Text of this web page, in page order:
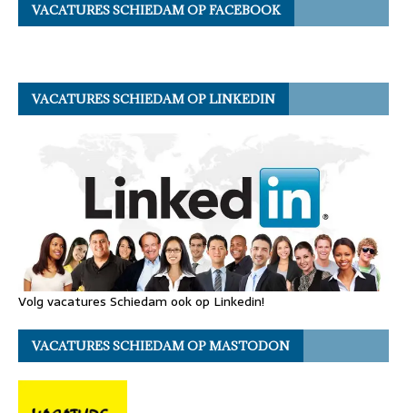
VACATURES SCHIEDAM OP FACEBOOK
VACATURES SCHIEDAM OP LINKEDIN
Volg vacatures Schiedam ook op Linkedin!
VACATURES SCHIEDAM OP MASTODON